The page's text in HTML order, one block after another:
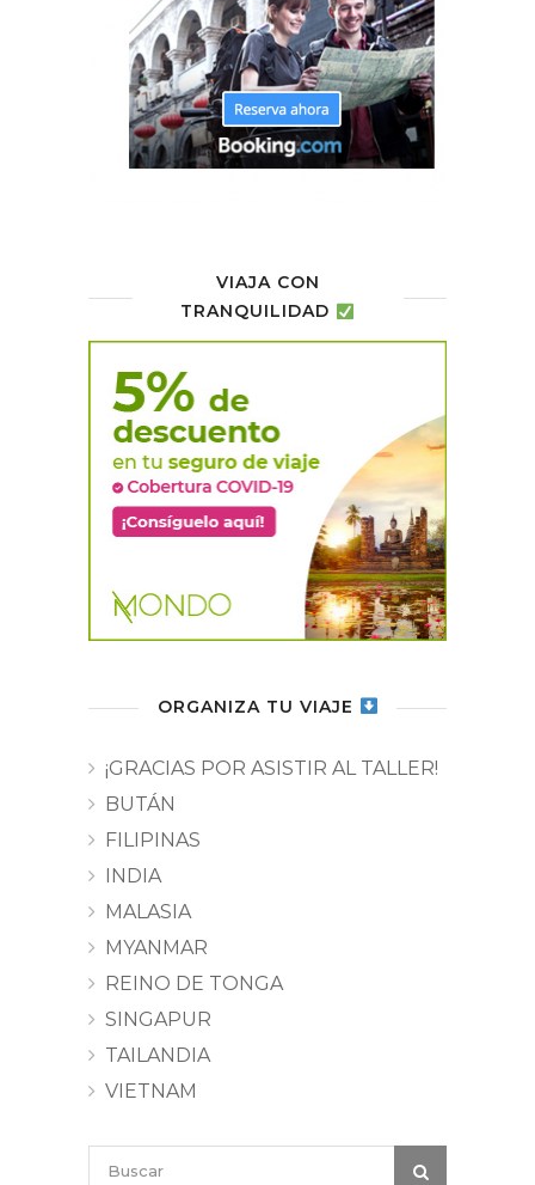
VIAJA CON
TRANQUILIDAD
ORGANIZA TU VIAJE
¡GRACIAS POR ASISTIR AL TALLER!
BUTÁN
FILIPINAS
INDIA
MALASIA
MYANMAR
REINO DE TONGA
SINGAPUR
TAILANDIA
VIETNAM